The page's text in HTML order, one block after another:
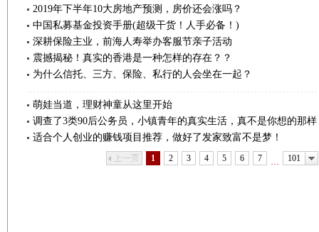
2019年下半年10大房地产预测，房价还会涨吗？
中国私募基金投资手册(超级干货！人手必备！)
深耕保险主业，前海人寿举办客服节亲子活动
震撼揭秘！真实的香港是一种怎样的存在？？
为什么信托、三方、保险、私行的人会坐在一起？
萌娃当道，理财神童从这里开始
调查了3类90后公务员，小镇青年的真实生活，真不是你想的那样
适合个人创业的赚钱项目推荐，做好了发家致富不是梦！
1 2 3 4 5 6 7 … 101
下一页